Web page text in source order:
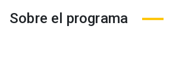
Sobre el programa